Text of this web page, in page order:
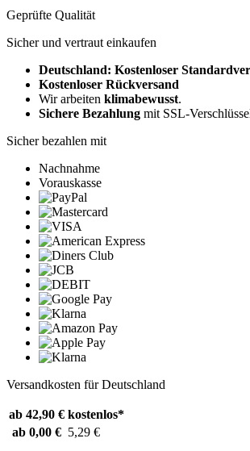
Geprüfte Qualität
Sicher und vertraut einkaufen
Deutschland: Kostenloser
Kostenloser Rückversand
Wir arbeiten klimabewusst.
Sichere Bezahlung mit SSL-
Sicher bezahlen mit
Nachnahme
Vorauskasse
Versandkosten für Deutschland
ab 42,90 € kostenlos*
ab 0,00 € 5,29 €